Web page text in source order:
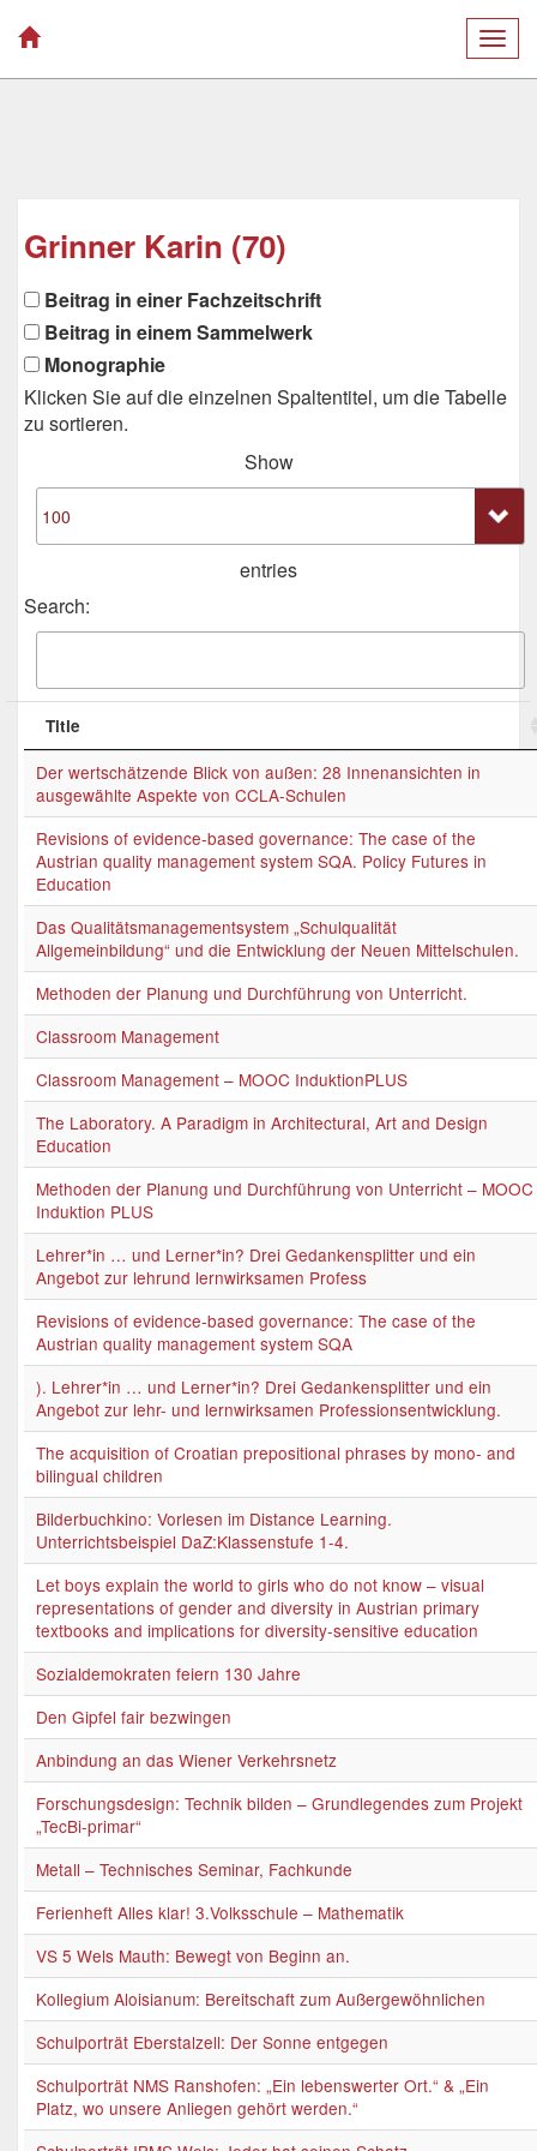
Grinner Karin (70)
Beitrag in einer Fachzeitschrift
Beitrag in einem Sammelwerk
Monographie
Klicken Sie auf die einzelnen Spaltentitel, um die Tabelle
zu sortieren.
Show
entries
Search:
Title
Der wertschätzende Blick von außen: 28 Innenansichten in
ausgewählte Aspekte von CCLA-Schulen
Revisions of evidence-based governance: The case of the
Austrian quality management system SQA. Policy Futures in
Education
Das Qualitätsmanagementsystem „Schulqualität
Allgemeinbildung“ und die Entwicklung der Neuen Mittelschulen.
Methoden der Planung und Durchführung von Unterricht.
Classroom Management
Classroom Management – MOOC InduktionPLUS
The Laboratory. A Paradigm in Architectural, Art and Design
Education
Methoden der Planung und Durchführung von Unterricht – MOOC
Induktion PLUS
Lehrer*in … und Lerner*in? Drei Gedankensplitter und ein
Angebot zur lehrund lernwirksamen Profess
Revisions of evidence-based governance: The case of the
Austrian quality management system SQA
). Lehrer*in … und Lerner*in? Drei Gedankensplitter und ein
Angebot zur lehr- und lernwirksamen Professionsentwicklung.
The acquisition of Croatian prepositional phrases by mono- and
bilingual children
Bilderbuchkino: Vorlesen im Distance Learning.
Unterrichtsbeispiel DaZ:Klassenstufe 1-4.
Let boys explain the world to girls who do not know – visual
representations of gender and diversity in Austrian primary
textbooks and implications for diversity-sensitive education
Sozialdemokraten feiern 130 Jahre
Den Gipfel fair bezwingen
Anbindung an das Wiener Verkehrsnetz
Forschungsdesign: Technik bilden – Grundlegendes zum Projekt
„TecBi-primar“
Metall – Technisches Seminar, Fachkunde
Ferienheft Alles klar! 3.Volksschule – Mathematik
VS 5 Wels Mauth: Bewegt von Beginn an.
Kollegium Aloisianum: Bereitschaft zum Außergewöhnlichen
Schulporträt Eberstalzell: Der Sonne entgegen
Schulporträt NMS Ranshofen: „Ein lebenswerter Ort.“ & „Ein
Platz, wo unsere Anliegen gehört werden.“